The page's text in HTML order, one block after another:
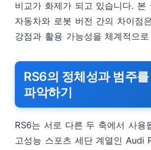
비교가 화제가 되고 있습니다. 본
자동차와 로봇 버전 간의 차이점
강점과 활용 가능성을 체계적으
RS6의 정체성과 범주
파악하기
RS6는 서로 다른 두 축에서 사용
고성능 스포츠 세단 계열인 Audi